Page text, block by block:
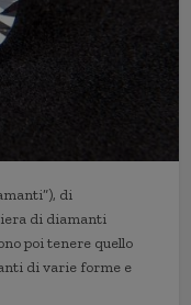
di
di diamanti
poi tenere quello
di varie forme e